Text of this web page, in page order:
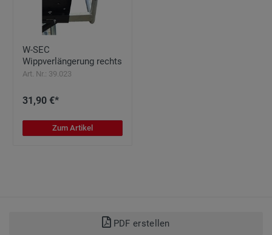
W-SEC
Wippverlängerung rechts
Art. Nr.: 39.023
31,90 €*
Zum Artikel
PDF erstellen